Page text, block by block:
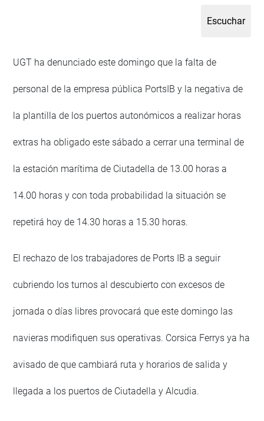
UGT ha denunciado este domingo que la falta de
personal de la empresa pública PortsIB y la negativa de
la plantilla de los puertos autonómicos a realizar horas
extras ha obligado este sábado a cerrar una terminal de
la estación marítima de Ciutadella de 13.00 horas a
14.00 horas y con toda probabilidad la situación se
repetirá hoy de 14.30 horas a 15.30 horas.
El rechazo de los trabajadores de Ports IB a seguir
cubriendo los turnos al descubierto con excesos de
jornada o días libres provocará que este domingo las
navieras modifiquen sus operativas. Corsica Ferrys ya ha
avisado de que cambiará ruta y horarios de salida y
llegada a los puertos de Ciutadella y Alcudia.